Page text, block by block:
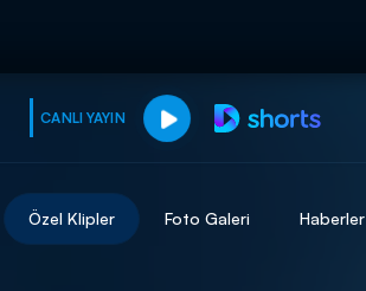
CANLI YAYIN
muhteşem ikili
Özel Klipler Foto Galeri Haberler